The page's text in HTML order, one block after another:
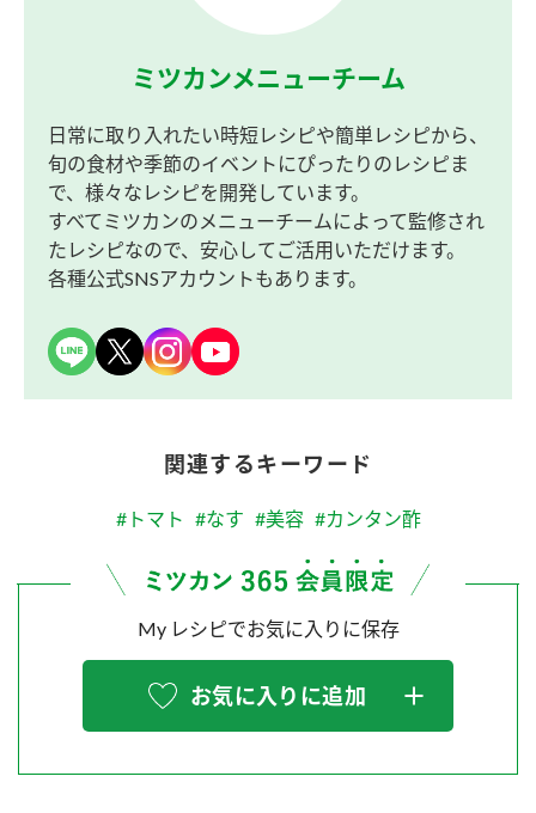
ミツカンメニューチーム
日常に取り入れたい時短レシピや簡単レシピから、
旬の食材や季節のイベントにぴったりのレシピま
で、様々なレシピを開発しています。
すべてミツカンのメニューチームによって監修され
たレシピなので、安心してご活用いただけます。
各種公式SNSアカウントもあります。
関連するキーワード
#トマト #なす #美容 #カンタン酢
My レシピでお気に入りに保存
お気に入りに追加